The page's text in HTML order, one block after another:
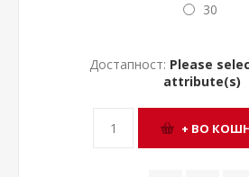
30
Достапност: Please
attribute(s)